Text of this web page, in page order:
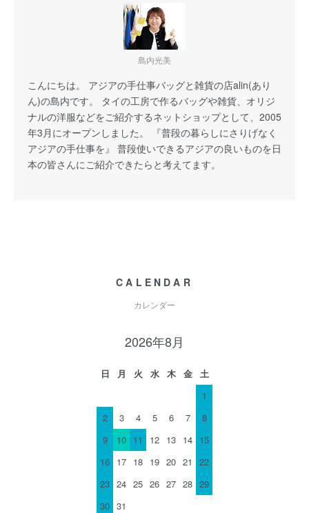
島内光美
こんにちは。 アジアの手仕事バッグと雑貨の店alin(あり
ん)の島内です。 タイの工房で作るバッグや雑貨、オリジ
ナルの洋服などをご紹介するネットショップとして、2005
年3月にオープンしました。 『普段の暮らしにさりげなく
アジアの手仕事を』 普段使いできるアジアの良いものを日
本の皆さんにご紹介できたらと考えてます。
CALENDAR
カレンダー
2026年8月
日 月 火 水 木 金
土
1
2
3 4 5 6 7
8
9
10 11 12 13 14 15
16 17 18 19 20 21
22
23 24 25 26 27 28 29
30 31